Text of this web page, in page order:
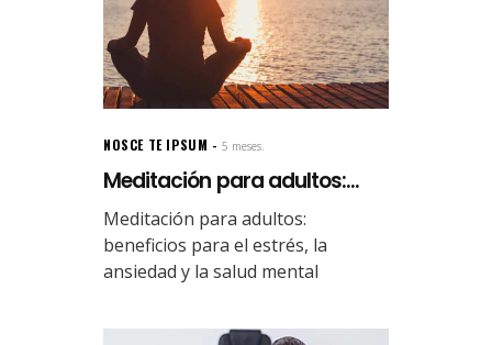
NOSCE TE IPSUM 5 meses.
Meditación para adultos:...
Meditación para adultos:
beneficios para el estrés, la
ansiedad y la salud mental